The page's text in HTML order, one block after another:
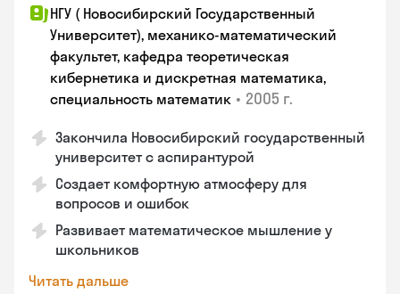
НГУ ( Новосибирский Государственный
Университет), механико-математический
факультет, кафедра теоретическая
кибернетика и дискретная математика,
специальность математик • 2005 г.
Закончилa Новосибирский государственный
университет с аспирантурой
Создает комфортную атмосферу для
вопросов и ошибок
Развивает математическое мышление у
школьников
Читать дальше